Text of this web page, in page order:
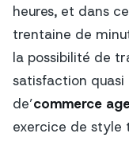
heures, et dans
trentaine de
la possibilité de
satisfaction
de’commerce
exercice de style